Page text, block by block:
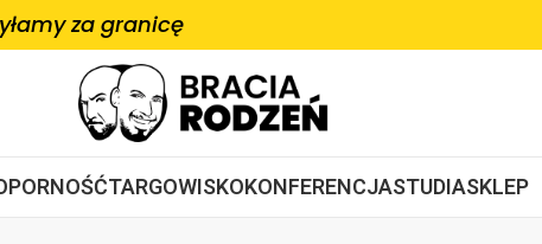
za granicę
TARGOWISKOKONFERENCJASTUDIASKLEP